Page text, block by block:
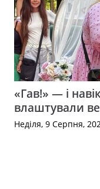
«Гав!» — і
влаштували
Неділя, 9 Серпня,